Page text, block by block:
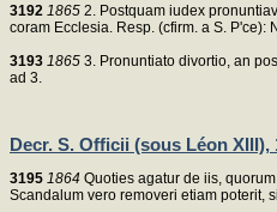
3192 1865 2. Postquam iudex
coram Ecclesia. Resp. (cfirm. a S. P'ce):
3193 1865 3. Pronuntiato divortio, an
ad 3.
Decr. S. Officii (sous Léon XIII),
3195 1864 Quoties agatur de iis,
Scandalum vero removeri etiam poterit,